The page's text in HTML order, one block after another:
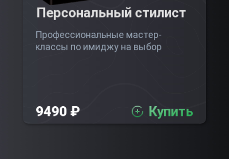
Персональный стилист
Профессиональные мастер-
классы по имиджу на выбор
9490 ₽ Купить